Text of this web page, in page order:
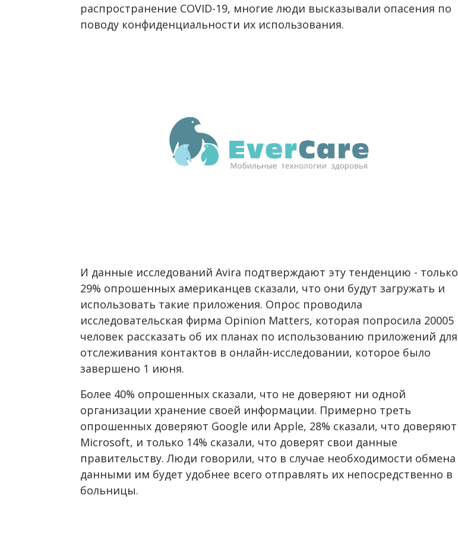
распространение COVID-19, многие люди высказывали опасения по
поводу конфиденциальности их использования.
И данные исследований Avira подтверждают эту тенденцию - только
29% опрошенных американцев сказали, что они будут загружать и
использовать такие приложения. Опрос проводила
исследовательская фирма Opinion Matters, которая попросила 20005
человек рассказать об их планах по использованию приложений для
отслеживания контактов в онлайн-исследовании, которое было
завершено 1 июня.
Более 40% опрошенных сказали, что не доверяют ни одной
организации хранение своей информации. Примерно треть
опрошенных доверяют Google или Apple, 28% сказали, что доверяют
Microsoft, и только 14% сказали, что доверят свои данные
правительству. Люди говорили, что в случае необходимости обмена
данными им будет удобнее всего отправлять их непосредственно в
больницы.